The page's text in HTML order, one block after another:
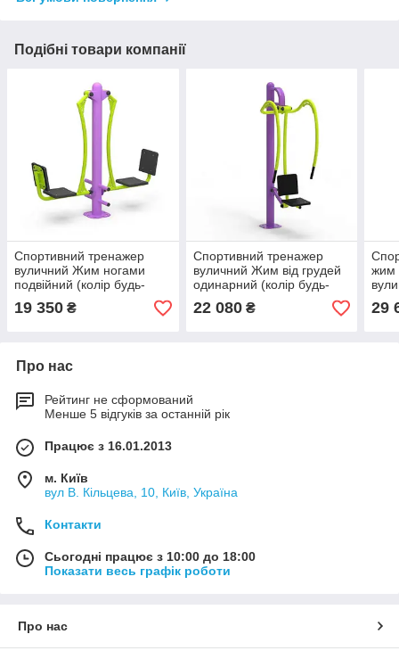
Подібні товари компанії
Спортивний тренажер
вуличний Жим ногами
подвійний (колір будь-
майданчику
19 350 ₴
Спортивний тренажер
вуличний Жим від грудей
одинарний (колір будь-
спортзалі
22 080₴
жим
29
Про нас
Рейтинг не сформований
Менше 5 відгуків за останній рік
Працює з 16.01.2013
м. Київ
вул В. Кільцева, 10, Київ, Україна
Контакти
Сьогодні працює з 10:00 до 18:00
Показати весь графік роботи
Про нас